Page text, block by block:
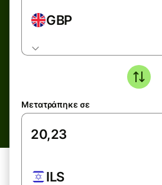
GBP
Μετατράπηκε σε
ILS